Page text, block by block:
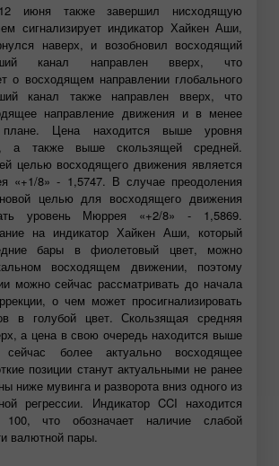
июня также завершил нисходящую
сигнализирует индикатор Хайкен Аши,
наверх, и возобновил восходящий
канал направлен вверх, что
о восходящем направлении глобального
канал также направлен вверх, что
направление движения и в менее
плане. Цена находится выше уровня
а также выше скользящей средней.
целью восходящего движения является
«+1/8» - 1,5747. В случае преодоления
целью для восходящего движения
уровень Мюррея «+2/8» - 1,5869.
на индикатор Хайкен Аши, который
бары в фиолетовый цвет, можно
восходящем движении, поэтому
можно сейчас рассматривать до начала
о чем может просигнализировать
в голубой цвет. Скользящая средняя
а цена в свою очередь находится выше
более актуально восходящее
позиции станут актуальными не ранее
ниже мувинга и разворота вниз одного из
регрессии. Индикатор CCI находится
что обозначает наличие слабой
валютной пары.